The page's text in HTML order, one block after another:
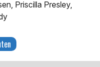
Priscilla Presley,